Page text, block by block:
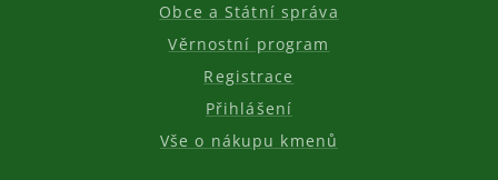
Obce a Státní správa
Věrnostní program
Registrace
Přihlášení
Vše o nákupu kmenů